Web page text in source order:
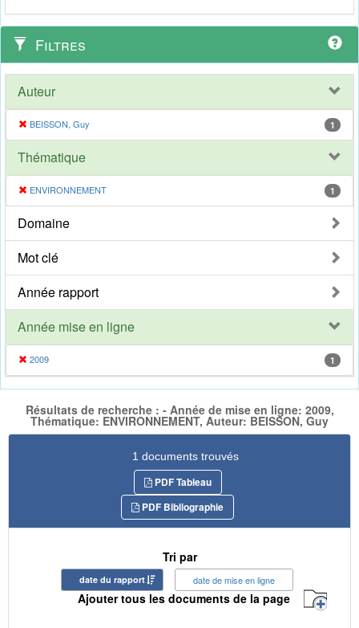
Filtres
Auteur
BEISSON, Guy 1
Thématique
ENVIRONNEMENT 1
Domaine
Mot clé
Année rapport
Année mise en ligne
2009 1
Résultats de recherche : - Année de mise en ligne: 2009,
Thématique: ENVIRONNEMENT, Auteur: BEISSON, Guy
1 documents trouvés
PDF Tableau
PDF Bibliographie
Tri par
date du rapport date de mise en ligne
Ajouter tous les documents de la page